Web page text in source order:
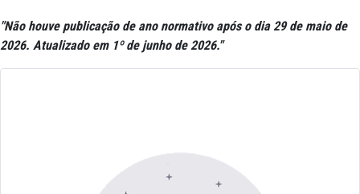
"Não houve publicação de ano normativo após o dia 29 de maio de
2026. Atualizado em 1º de junho de 2026."